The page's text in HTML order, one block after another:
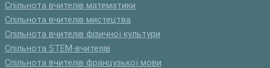
Спільнота вчителів математики
Спільнота вчителів мистецтва
Спільнота вчителів фізичної культури
Спільнота STEM-вчителів
Спільнота вчителів французької мови